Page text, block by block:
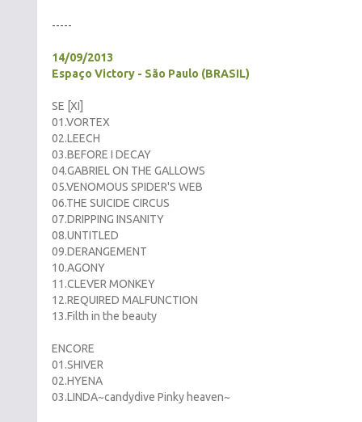
-----
14/09/2013
Espaço Victory - São Paulo (BRASIL)
SE [XI]
01.VORTEX
02.LEECH
03.BEFORE I DECAY
04.GABRIEL ON THE GALLOWS
05.VENOMOUS SPIDER'S WEB
06.THE SUICIDE CIRCUS
07.DRIPPING INSANITY
08.UNTITLED
09.DERANGEMENT
10.AGONY
11.CLEVER MONKEY
12.REQUIRED MALFUNCTION
13.Filth in the beauty
ENCORE
01.SHIVER
02.HYENA
03.LINDA~candydive Pinky heaven~